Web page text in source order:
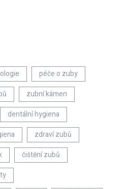
péče o zuby
zubní kámen
dentální hygiena
zdraví zubů
čištění zubů